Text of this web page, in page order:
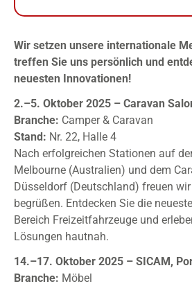
Wir setzen unsere internationale
treffen Sie uns persönlich und
neuesten Innovationen!
2.–5. Oktober 2025 – Caravan
Branche: Camper & Caravan
Stand: Nr. 22, Halle 4
Nach erfolgreichen Stationen auf
Melbourne (Australien) und dem
Düsseldorf (Deutschland) freuen
begrüßen. Entdecken Sie die
Bereich Freizeitfahrzeuge und
Lösungen hautnah.
14.–17. Oktober 2025 – SICAM,
Branche: Möbel